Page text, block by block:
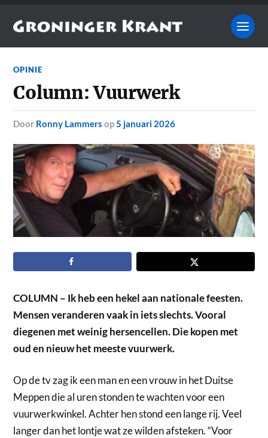
OPINIE
Column: Vuurwerk
door Ronny Lammers op5 januari 2026
COLUMN – Ik heb een hekel aan nationale feesten.
Mensen veranderen vaak in iets slechts. Vooral
diegenen met weinig hersencellen. Die kopen met
oud en nieuw het meeste vuurwerk.
Op de tv zag ik een man en een vrouw in het Duitse
Meppen die al uren stonden te wachten voor een
vuurwerkwinkel. Achter hen stond een lange rij. Veel
langer dan het lontje wat ze wilden afsteken. “Voor